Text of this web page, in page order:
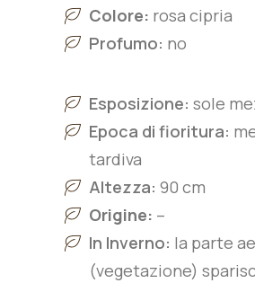
Colore: rosa cipria
Profumo: no
Esposizione: sole
Epoca di fioritura:
tardiva
Altezza: 90 cm
Origine: –
In Inverno: la parte
(vegetazione)